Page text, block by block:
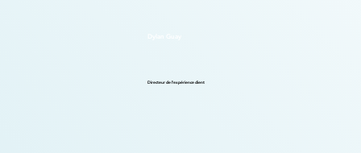
Directeur de l'expérience client